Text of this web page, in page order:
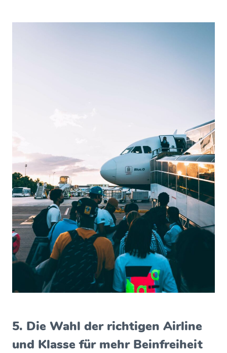
5. Die Wahl der richtigen Airline
und Klasse für mehr Beinfreiheit